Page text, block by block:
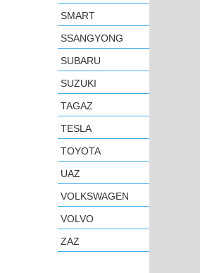
SMART
SSANGYONG
SUBARU
SUZUKI
TAGAZ
TESLA
TOYOTA
UAZ
VOLKSWAGEN
VOLVO
ZAZ